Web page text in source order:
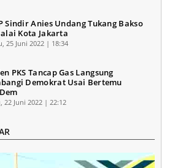
Sindir Anies Undang Tukang Bakso
Kota Jakarta
25 Juni 2022 | 18:34
PKS Tancap Gas Langsung
Demokrat Usai Bertemu
22 Juni 2022 | 22:12